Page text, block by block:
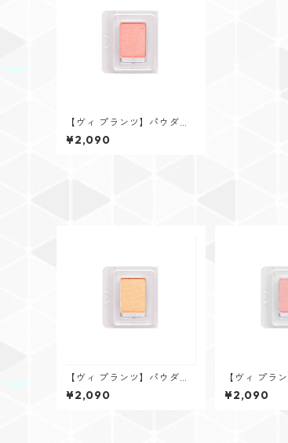
【ヴィ プランツ】パウダー
チークス リフィル(ブラシな
し) コーラルピンク/ベース
¥2,090
【ヴィ プランツ】パウダー
チークス リフィル(ブラシな
し) オレンジ/ハイライト YE
¥2,090
【ヴィ プラ
チークス リ
し) ピンク/ベ
¥2,090